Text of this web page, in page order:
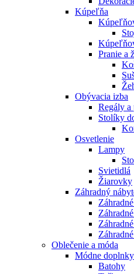
Kúpeľňa
Pranie a
Obývacia izba
Regály
Stolíky
Osvetlenie
Lampy
Svietidlá
Žiarovky
Záhradný
Oblečenie a móda
Módne doplnky
Batohy